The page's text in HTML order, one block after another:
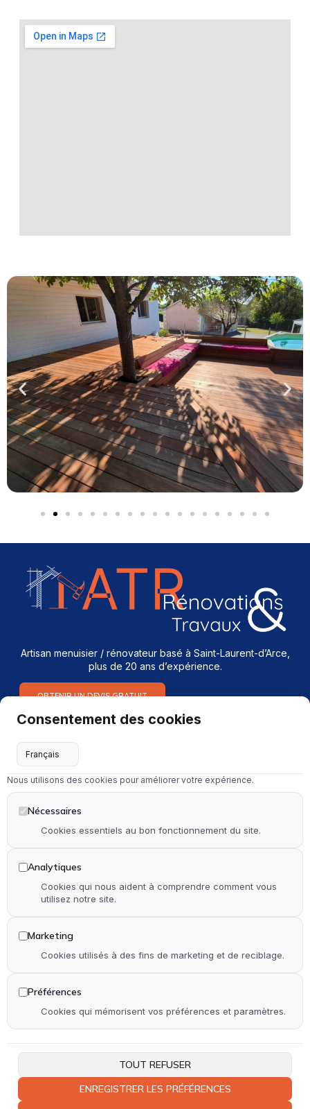
Artisan menuisier / rénovateur basé à Saint-Laurent-d’Arce,
plus de 20 ans d’expérience.
OBTENIR UN DEVIS GRATUIT
Services
Menuiserie intérieure & extérieure
Dépannage en serrurerie et vitrerie
Installation & rénovation de salle de bain
Installation & rénovation de cuisine
Pose de terrasse & contour de piscine en bois
Pose de parquet (stratifié, PVC et bois)
Autre
Accueil
Qui suis-je ?
Coordonnées
Consentement des cookies
Nous utilisons des cookies pour améliorer votre expérience.
Nécessaires
Cookies essentiels au bon fonctionnement du site.
Analytiques
Cookies qui nous aident à comprendre comment vous
utilisez notre site.
Marketing
Cookies utilisés à des fins de marketing et de reciblage.
Préférences
Cookies qui mémorisent vos préférences et paramètres.
TOUT REFUSER
ENREGISTRER LES PRÉFÉRENCES